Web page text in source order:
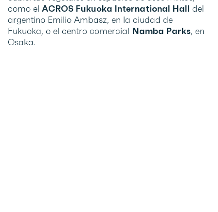
como el ACROS Fukuoka International Hall del
argentino Emilio Ambasz, en la ciudad de
Fukuoka, o el centro comercial Namba Parks, en
Osaka.